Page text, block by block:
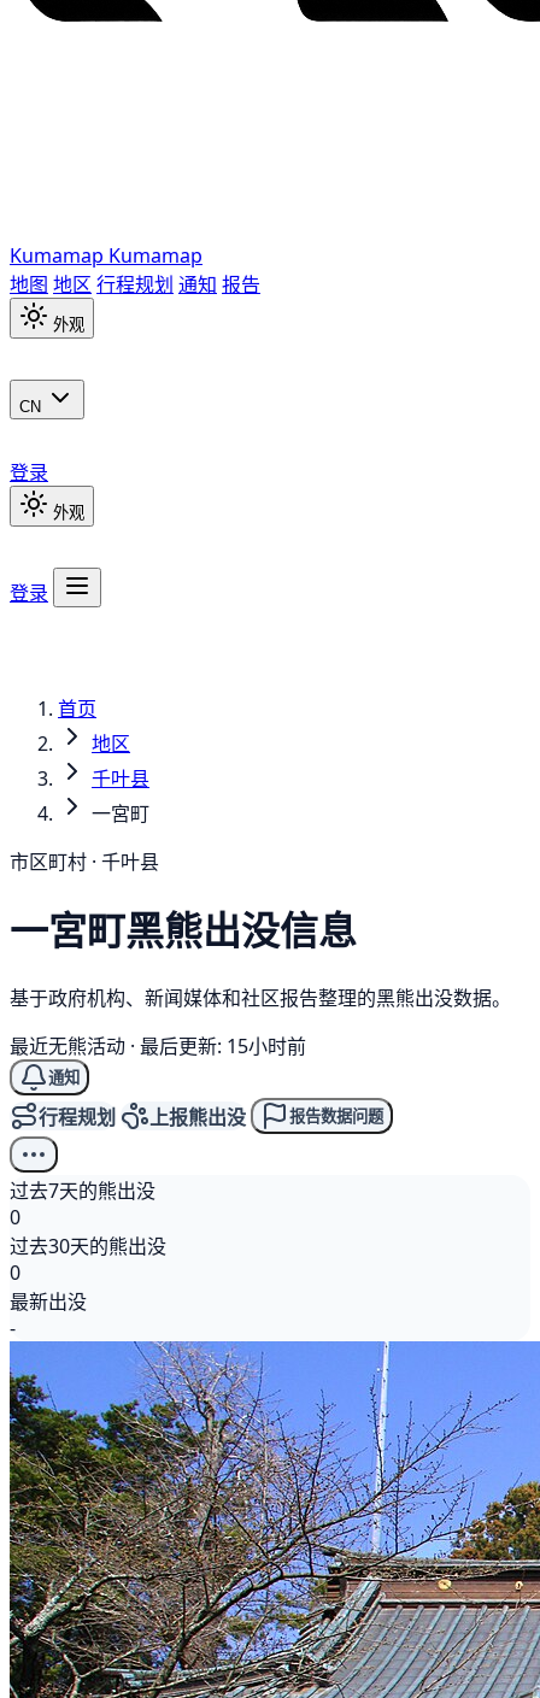
Kumamap Kumamap
地图 地区 行程规划 通知 报告
外观
CN
登录
外观
登录
首页
地区
千叶县
一宮町
市区町村 · 千叶县
一宮町黑熊出没信息
基于政府机构、新闻媒体和社区报告整理的黑熊出没数据。
最近无熊活动 · 最后更新: 15小时前
通知
行程规划 上报熊出没 报告数据问题
过去7天的熊出没
0
过去30天的熊出没
0
最新出没
-